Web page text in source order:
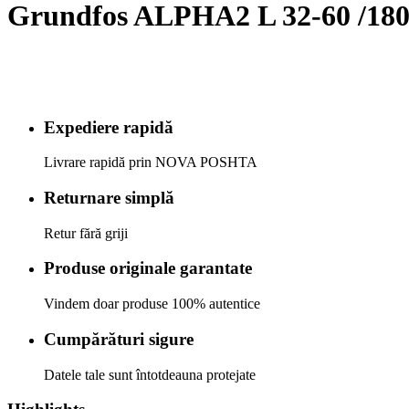
Grundfos ALPHA2 L 32-60 /
Expediere rapidă
Livrare rapidă prin NOVA POSHTA
Returnare simplă
Retur fără griji
Produse originale garantate
Vindem doar produse 100% autentice
Cumpărături sigure
Datele tale sunt întotdeauna protejate